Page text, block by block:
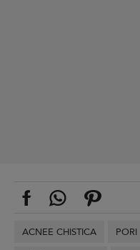
ACNEE CHISTICA PORI